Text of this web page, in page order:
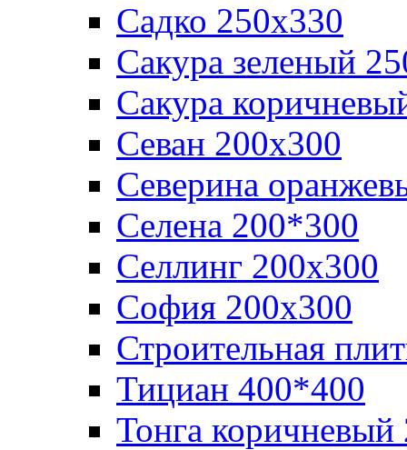
Садко 250х330
Сакура зеленый
Сакура
Севан 200х300
Северина
Селена 200*300
Селлинг 200х300
София 200х300
Строительная
Тициан 400*400
Тонга коричневый